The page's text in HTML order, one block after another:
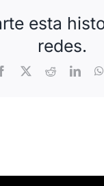
esta
redes.
Facebook Reddit